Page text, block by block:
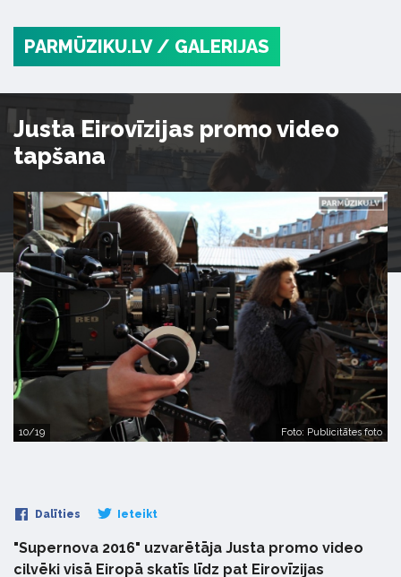
PARMŪZIKU.LV / GALERIJAS
Justa Eirovīzijas promo video
tapšana
10/19 Foto: Publicitātes foto
Dalīties Ieteikt
"Supernova 2016" uzvarētāja Justa promo video
cilvēki visā Eiropā skatīs līdz pat Eirovīzijas